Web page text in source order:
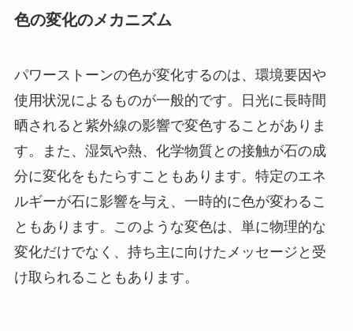
色の変化のメカニズム
パワーストーンの色が変化するのは、環境要因や
使用状況によるものが一般的です。日光に長時間
晒されると紫外線の影響で変色することがありま
す。また、湿気や熱、化学物質との接触が石の成
分に変化をもたらすこともあります。特定のエネ
ルギーが石に影響を与え、一時的に色が変わるこ
ともあります。このような変色は、単に物理的な
変化だけでなく、持ち主に向けたメッセージと受
け取られることもあります。